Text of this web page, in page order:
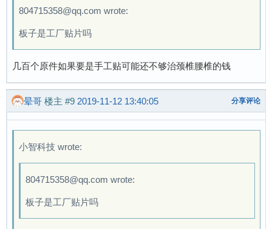
804715358@qq.com wrote:
板子是工厂贴片吗
几百个原件如果要是手工贴可能还不够治颈椎腰椎的钱
晕哥 楼主 #9 2019-11-12 13:40:05 分享评论
小智科技 wrote:
804715358@qq.com wrote:
板子是工厂贴片吗